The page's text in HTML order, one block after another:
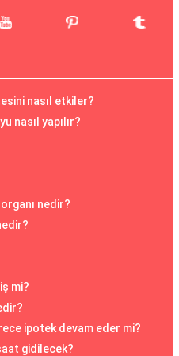
nasıl etkiler?
nasıl yapılır?
nedir?
mi?
ipotek devam eder mi?
gidilecek?